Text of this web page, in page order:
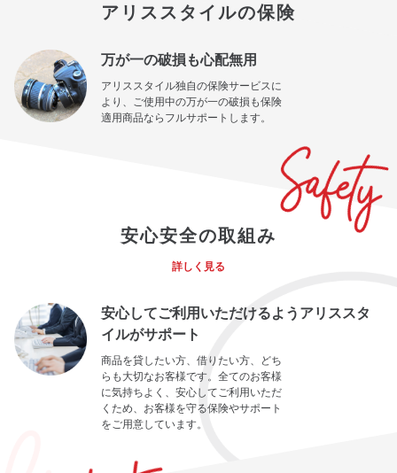
アリススタイルの保険
万が一の破損も心配無用
アリススタイル独自の保険サービスに
より、ご使用中の万が一の破損も保険
適用商品ならフルサポートします。
安心安全の取組み
詳しく見る
安心してご利用いただけるようアリススタ
イルがサポート
商品を貸したい方、借りたい方、どち
らも大切なお客様です。全てのお客様
に気持ちよく、安心してご利用いただ
くため、お客様を守る保険やサポート
をご用意しています。